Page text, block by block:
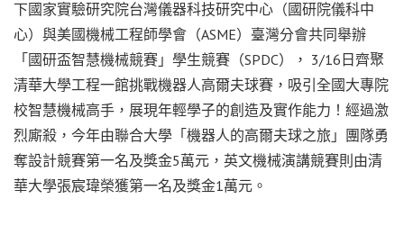
下國家實驗研究院台灣儀器科技研究中心（國研院儀科中
心）與美國機械工程師學會（ASME）臺灣分會共同舉辦
「國研盃智慧機械競賽」學生競賽（SPDC）， 3/16日齊聚
清華大學工程一館挑戰機器人高爾夫球賽，吸引全國大專院
校智慧機械高手，展現年輕學子的創造及實作能力！經過激
烈廝殺，今年由聯合大學「機器人的高爾夫球之旅」團隊勇
奪設計競賽第一名及獎金5萬元，英文機械演講競賽則由清
華大學張宸瑋榮獲第一名及獎金1萬元。